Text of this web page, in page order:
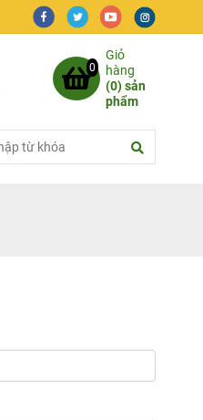
0
Giỏ
hàng
(0) sản
phẩm